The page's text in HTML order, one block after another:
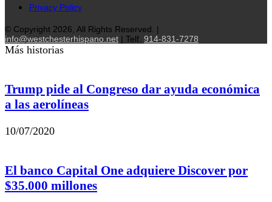
Privacy Policy
© Copyright 2026, All Rights Reserved. |
info@westchesterhispano.net | Telf. 914-831-7278
Más historias
Trump pide al Congreso dar ayuda económica
a las aerolíneas
10/07/2020
El banco Capital One adquiere Discover por
$35.000 millones